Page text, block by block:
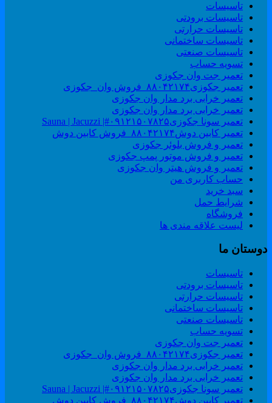
تاسیسات
تاسیسات برودتی
تاسیسات حرارتی
تاسیسات ساختمانی
تاسیسات صنعتی
تسویه حساب
تعمیر جت وان جکوزی
تعمیر جکوزی۸۸۰۴۲۱۷۴_فروش وان_جکوزی
تعمیر خرابی برد مدار وان جکوزی
تعمیر خرابی برد مدار وان جکوزی
تعمیر سونا جکوزی۰۹۱۲۱۵۰۷۸۲۵#| Sauna | Jacuzzi
تعمیر کابین دوش۸۸۰۴۲۱۷۴_فروش کابین دوش
تعمیر و فروش بلوئر جکوزی
تعمیر و فروش موتور پمپ جکوزی
تعمیر و فروش هیتر وان جکوزی
حساب کاربری من
سبد خرید
شرایط حمل
فروشگاه
لیست علاقه مندی ها
ما
تاسیسات
تاسیسات برودتی
تاسیسات حرارتی
تاسیسات ساختمانی
تاسیسات صنعتی
تسویه حساب
تعمیر جت وان جکوزی
تعمیر جکوزی۸۸۰۴۲۱۷۴_فروش وان_جکوزی
تعمیر خرابی برد مدار وان جکوزی
تعمیر خرابی برد مدار وان جکوزی
تعمیر سونا جکوزی۰۹۱۲۱۵۰۷۸۲۵#| Sauna | Jacuzzi
تعمیر کابین دوش۸۸۰۴۲۱۷۴_فروش کابین دوش